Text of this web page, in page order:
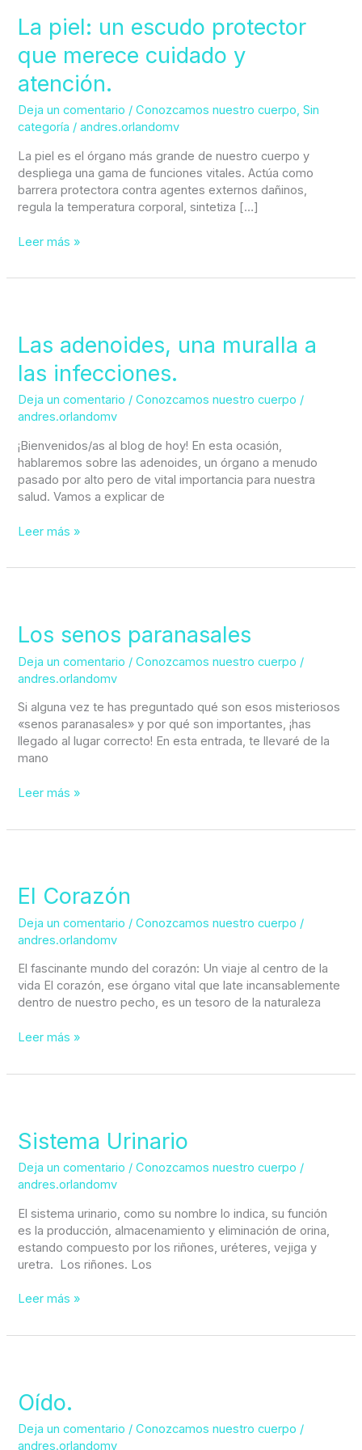
La piel: un escudo protector
que merece cuidado y
atención.
Deja un comentario /Conozcamos nuestro cuerpo,Sin
categoría /andres.orlandomv
La piel es el órgano más grande de nuestro cuerpo y
despliega una gama de funciones vitales. Actúa como
barrera protectora contra agentes externos dañinos,
regula la temperatura corporal, sintetiza […]
un
escudo
protector
que
merece
cuidado
y
atención.
Leer más »
Las adenoides, una muralla a
las infecciones.
Deja un comentario /Conozcamos nuestro cuerpo /
andres.orlandomv
¡Bienvenidos/as al blog de hoy! En esta ocasión,
hablaremos sobre las adenoides, un órgano a menudo
pasado por alto pero de vital importancia para nuestra
salud. Vamos a explicar de
una
muralla
infecciones.
Leer más »
Los senos paranasales
Deja un comentario /Conozcamos nuestro cuerpo /
andres.orlandomv
Si alguna vez te has preguntado qué son esos misteriosos
«senos paranasales» y por qué son importantes, ¡has
llegado al lugar correcto! En esta entrada, te llevaré de la
mano
paranasales
Leer más »
El Corazón
Deja un comentario /Conozcamos nuestro cuerpo /
andres.orlandomv
El fascinante mundo del corazón: Un viaje al centro de la
vida El corazón, ese órgano vital que late incansablemente
dentro de nuestro pecho, es un tesoro de la naturaleza
Leer más »
Sistema Urinario
Deja un comentario /Conozcamos nuestro cuerpo /
andres.orlandomv
El sistema urinario, como su nombre lo indica, su función
es la producción, almacenamiento y eliminación de orina,
estando compuesto por los riñones, uréteres, vejiga y
uretra. Los riñones. Los
Leer más »
Oído.
Deja un comentario /Conozcamos nuestro cuerpo /
andres.orlandomv